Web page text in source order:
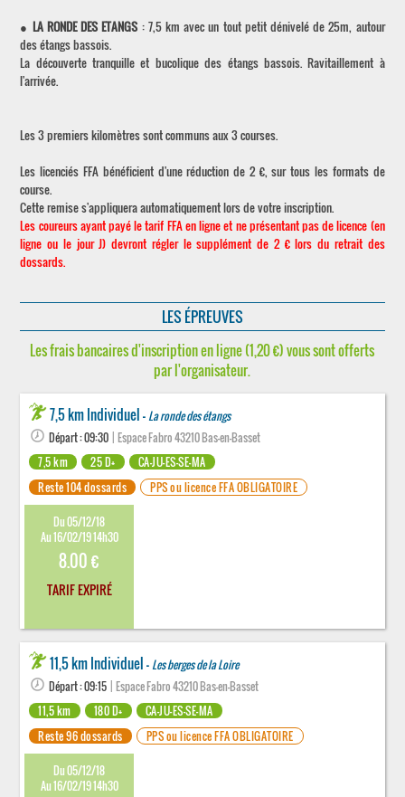
● LA RONDE DES ETANGS : 7,5 km avec un tout petit dénivelé de 25m, autour
des étangs bassois.
La découverte tranquille et bucolique des étangs bassois. Ravitaillement à
l'arrivée.
Les 3 premiers kilomètres sont communs aux 3 courses.
Les licenciés FFA bénéficient d'une réduction de 2 €, sur tous les formats de
course.
Cette remise s'appliquera automatiquement lors de votre inscription.
Les coureurs ayant payé le tarif FFA en ligne et ne présentant pas de licence (en
ligne ou le jour J) devront régler le supplément de 2 € lors du retrait des
dossards.
LES ÉPREUVES
Les frais bancaires d'inscription en ligne (1,20 €) vous sont offerts
par l'organisateur.
7,5 km Individuel - La ronde des étangs
Départ : 09:30 | Espace Fabro 43210 Bas-en-Basset
7,5 km
25 D+
CA-JU-ES-SE-MA
Reste 104 dossards
PPS ou licence FFA OBLIGATOIRE
Du 05/12/18
Au 16/02/19 14h30
8.00 €
TARIF EXPIRÉ
11,5 km Individuel - Les berges de la Loire
Départ : 09:15 | Espace Fabro 43210 Bas-en-Basset
11,5 km
180 D+
CA-JU-ES-SE-MA
Reste 96 dossards
PPS ou licence FFA OBLIGATOIRE
Du 05/12/18
Au 16/02/19 14h30